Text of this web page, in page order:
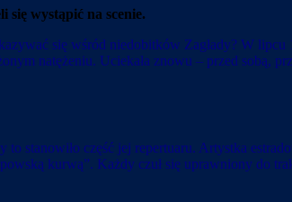
się wystąpić na scenie.
się wśród niedobitków Zagłady? W lipcu
natężeniu. Uciekała znowu – przed sobą,
stanowiło część jej repertuaru. Artystka
kurwą”. Każdy czuł się uprawniony do